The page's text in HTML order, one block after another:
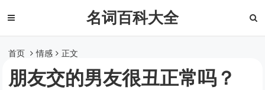
名词百科大全
首页 情感 正文
朋友交的男友很丑正常吗？